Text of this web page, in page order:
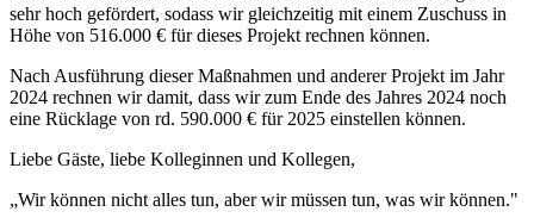
sehr hoch gefördert, sodass wir gleichzeitig mit einem Zuschuss in
Höhe von 516.000 € für dieses Projekt rechnen können.
Nach Ausführung dieser Maßnahmen und anderer Projekt im Jahr
2024 rechnen wir damit, dass wir zum Ende des Jahres 2024 noch
eine Rücklage von rd. 590.000 € für 2025 einstellen können.
Liebe Gäste, liebe Kolleginnen und Kollegen,
„Wir können nicht alles tun, aber wir müssen tun, was wir können."